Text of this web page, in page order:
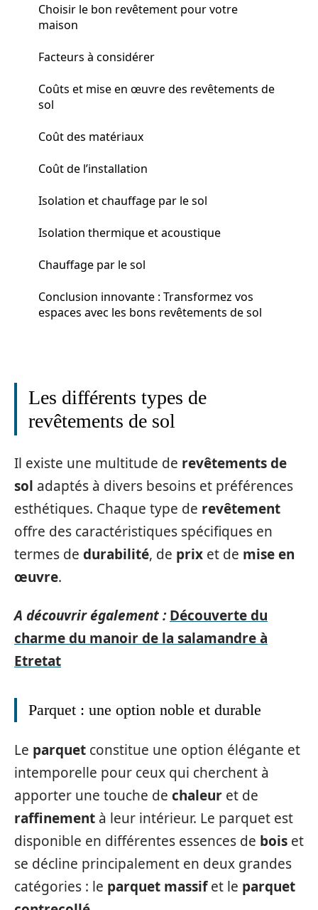
Choisir le bon revêtement pour votre
maison
Facteurs à considérer
Coûts et mise en œuvre des revêtements de
sol
Coût des matériaux
Coût de l’installation
Isolation et chauffage par le sol
Isolation thermique et acoustique
Chauffage par le sol
Conclusion innovante : Transformez vos
espaces avec les bons revêtements de sol
Les différents types de
revêtements de sol
Il existe une multitude de revêtements de
sol adaptés à divers besoins et préférences
esthétiques. Chaque type de revêtement
offre des caractéristiques spécifiques en
termes de durabilité, de prix et de mise en
œuvre.
A découvrir également : Découverte du
charme du manoir de la salamandre à
Etretat
Parquet : une option noble et durable
Le parquet constitue une option élégante et
intemporelle pour ceux qui cherchent à
apporter une touche de chaleur et de
raffinement à leur intérieur. Le parquet est
disponible en différentes essences de bois et
se décline principalement en deux grandes
catégories : le parquet massifet le parquet